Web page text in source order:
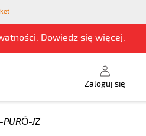
Dowiedz się więcej.
Zaloguj się
PURÖ-JZ